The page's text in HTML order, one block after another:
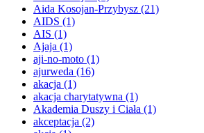
Aida Kosojan-Przybysz (21)
AIDS (1)
AIS (1)
Ajaja (1)
aji-no-moto (1)
ajurweda (16)
akacja (1)
akacja charytatywna (1)
Akademia Duszy i Ciała (1)
akceptacja (2)